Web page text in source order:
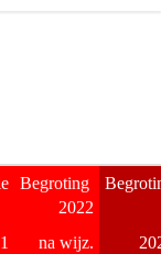
Begroting
2022
na wijz.